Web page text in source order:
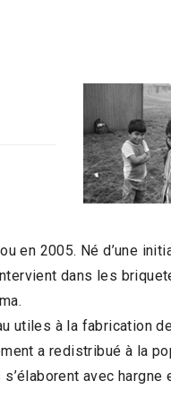
en 2005. Né d’une
dans les
utiles à la fabrication
a redistribué à la
avec hargne